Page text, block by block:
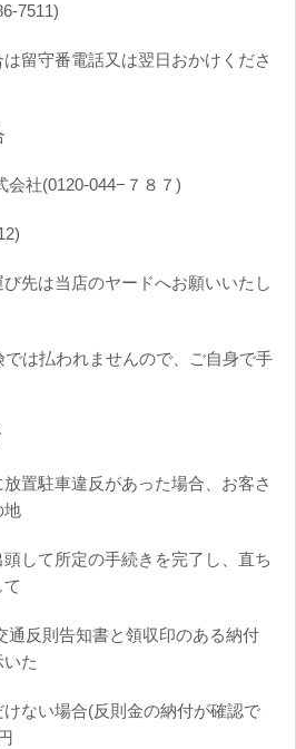
7511)
留守番電話又は翌日おかけくださ
社(0120-044−７８７)
先は当店のヤードへお願いいたし
は払われませんので、ご自身で手
置駐車違反があった場合、お客さ
地
して所定の手続きを完了し、直ち
通反則告知書と領収印のある納付
た
ない場合(反則金の納付が確認で